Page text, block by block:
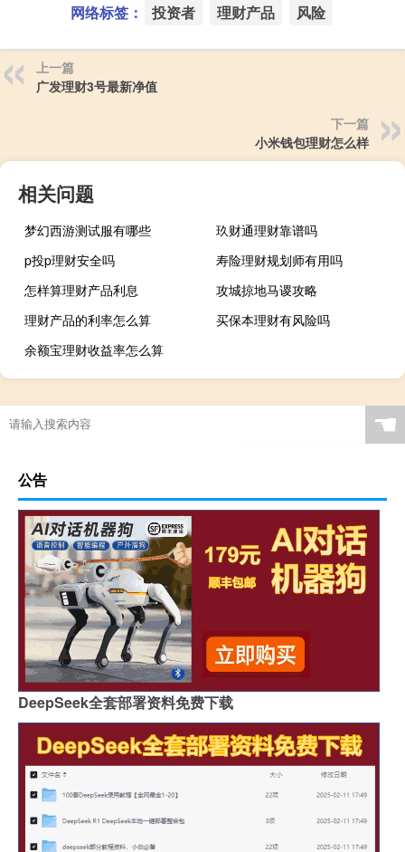
网络标签： 投资者 理财产品 风险
上一篇
广发理财3号最新净值
下一篇
小米钱包理财怎么样
相关问题
梦幻西游测试服有哪些
玖财通理财靠谱吗
p投p理财安全吗
寿险理财规划师有用吗
怎样算理财产品利息
攻城掠地马谡攻略
理财产品的利率怎么算
买保本理财有风险吗
余额宝理财收益率怎么算
☚
公告
DeepSeek全套部署资料免费下载